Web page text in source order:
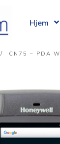
Hjem
/ CN75 – PDA